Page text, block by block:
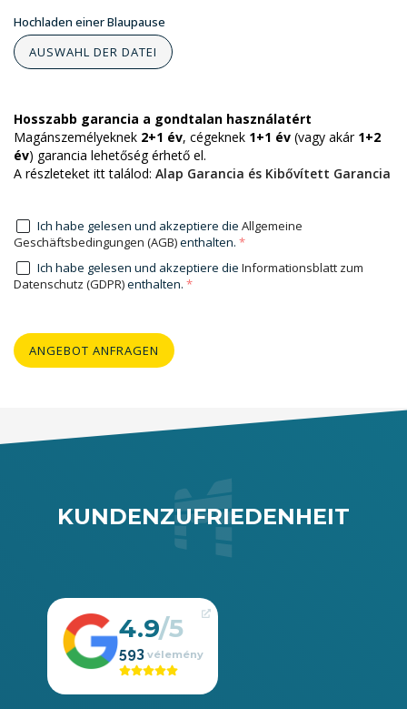
Hochladen einer Blaupause
AUSWAHL DER DATEI
Hosszabb garancia a gondtalan használatért
Magánszemélyeknek 2+1 év, cégeknek 1+1 év (vagy akár 1+2
év) garancia lehetőség érhető el.
A részleteket itt találod: Alap Garancia és Kibővített Garancia
Ich habe gelesen und akzeptiere die Allgemeine
Geschäftsbedingungen (AGB)enthalten. *
Ich habe gelesen und akzeptiere die Informationsblatt zum
Datenschutz (GDPR)enthalten. *
ANGEBOT ANFRAGEN
KUNDENZUFRIEDENHEIT
4.9
593